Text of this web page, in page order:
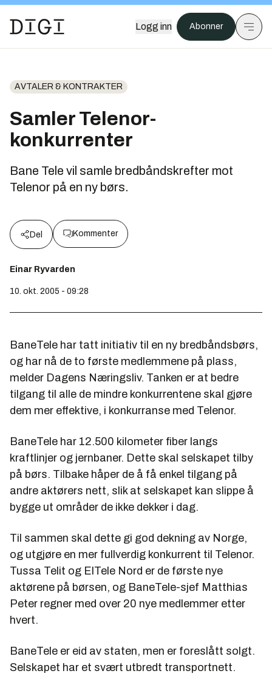
Logg inn Abonner
AVTALER & KONTRAKTER
Samler Telenor-
konkurrenter
Bane Tele vil samle bredbåndskrefter mot
Telenor på en ny børs.
Del Kommenter
Einar Ryvarden
10. okt. 2005 - 09:28
BaneTele har tatt initiativ til en ny bredbåndsbørs,
og har nå de to første medlemmene på plass,
melder Dagens Næringsliv. Tanken er at bedre
tilgang til alle de mindre konkurrentene skal gjøre
dem mer effektive, i konkurranse med Telenor.
BaneTele har 12.500 kilometer fiber langs
kraftlinjer og jernbaner. Dette skal selskapet tilby
på børs. Tilbake håper de å få enkel tilgang på
andre aktørers nett, slik at selskapet kan slippe å
bygge ut områder de ikke dekker i dag.
Til sammen skal dette gi god dekning av Norge,
og utgjøre en mer fullverdig konkurrent til Telenor.
Tussa Telit og ElTele Nord er de første nye
aktørene på børsen, og BaneTele-sjef Matthias
Peter regner med over 20 nye medlemmer etter
hvert.
BaneTele er eid av staten, men er foreslått solgt.
Selskapet har et svært utbredt transportnett.